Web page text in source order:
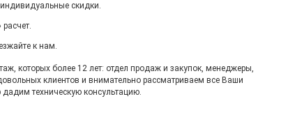
скидки.
к нам.
которых более 12 лет: отдел продаж и закупок, менеджеры,
клиентов и внимательно рассматриваем все Ваши
техническую консультацию.